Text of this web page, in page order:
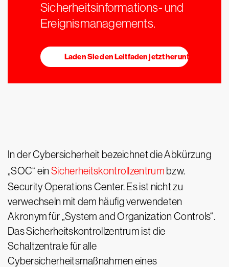
Sicherheitsinformations- und
Ereignismanagements.
Laden Sie den Leitfaden jetzt herunter
In der Cybersicherheit bezeichnet die Abkürzung
„SOC“ einSicherheitskontrollzentrum bzw.
Security Operations Center. Es ist nicht zu
verwechseln mit dem häufig verwendeten
Akronym für „System and Organization Controls“.
Das Sicherheitskontrollzentrum ist die
Schaltzentrale für alle
Cybersicherheitsmaßnahmen eines